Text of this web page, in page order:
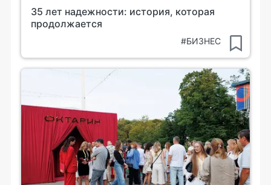
35 лет надежности: история, которая
продолжается
#БИЗНЕС